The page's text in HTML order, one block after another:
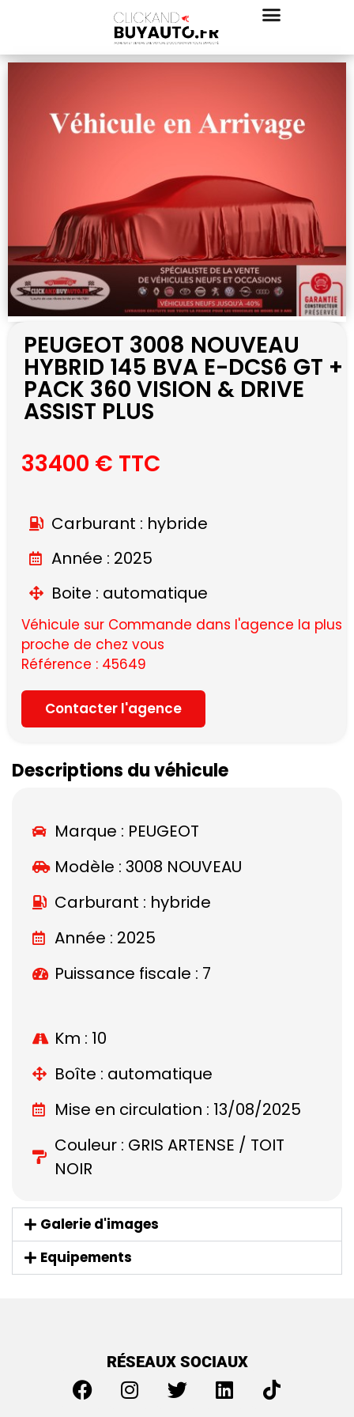
PEUGEOT 3008 NOUVEAU
HYBRID 145 BVA E-DCS6 GT +
PACK 360 VISION & DRIVE
ASSIST PLUS
33400 € TTC
Carburant : hybride
Année : 2025
Boite : automatique
Véhicule sur Commande dans l'agence la plus
proche de chez vous
Référence : 45649
Contacter l'agence
Descriptions du véhicule
Marque : PEUGEOT
Modèle : 3008 NOUVEAU
Carburant : hybride
Année : 2025
Puissance fiscale : 7
Km : 10
Boîte : automatique
Mise en circulation : 13/08/2025
Couleur : GRIS ARTENSE / TOIT
NOIR
Galerie d'images
Equipements
RÉSEAUX SOCIAUX